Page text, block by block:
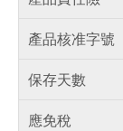
產品核准字號
保存天數
應免稅